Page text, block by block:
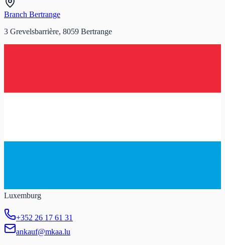
Branch Bertrange
3 Grevelsbarrière, 8059 Bertrange
Luxemburg
+352 26 17 61 31
ankauf@mkaa.lu